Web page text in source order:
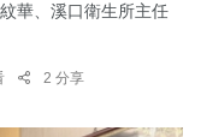
華、溪口衛生所主任
2 分享